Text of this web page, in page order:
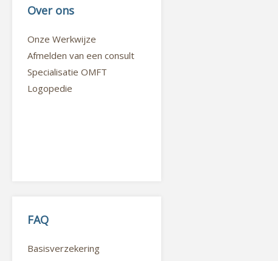
Over ons
Onze Werkwijze
Afmelden van een consult
Specialisatie OMFT
Logopedie
FAQ
Basisverzekering